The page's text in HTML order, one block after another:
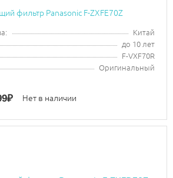
фильтр Panasonic F-ZXFE70Z
Китай
до 10 лет
F-VXF70R
Оригинальный
₽ Нет в наличии